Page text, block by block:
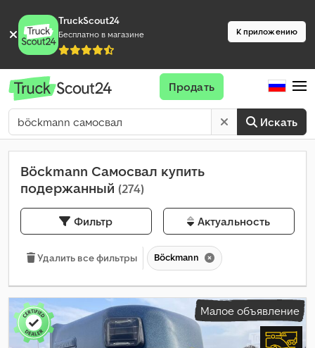
TruckScout24
Бесплатно в магазине К приложению
Искать
Продать
Böckmann Самосвал купить
подержанный (274)
Фильтр Актуальность
Удалить все фильтры Böckmann
Малое объявление